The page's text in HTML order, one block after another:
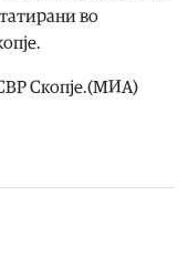
во
Скопје.(МИА)